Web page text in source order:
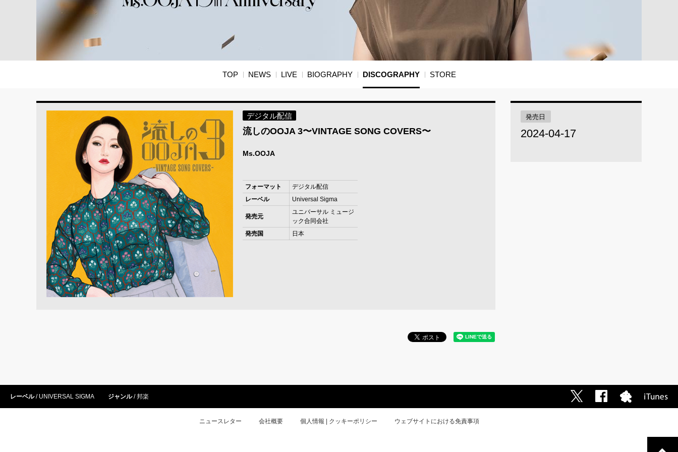
TOP NEWS LIVE BIOGRAPHY DISCOGRAPHY STORE
デジタル配信
流しのOOJA 3〜VINTAGE SONG COVERS〜
Ms.OOJA
フォーマット
デジタル配信
レーベル
Universal Sigma
発売元
ユニバーサル ミュージ
ック合同会社
発売国
日本
発売日
2024-04-17
レーベル UNIVERSAL SIGMA ジャンル 邦楽
ニュースレター 会社概要 個人情報 | クッキーポリシー ウェブサイトにおける免責事項